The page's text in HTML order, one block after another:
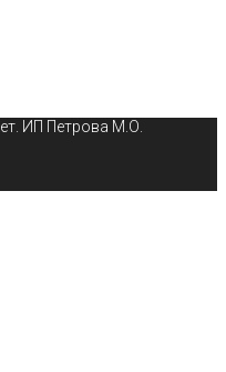
. ИП Петрова М.О.